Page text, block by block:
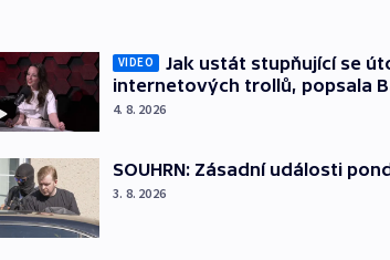
VIDEO
Jak ustát stupňující se
internetových trollů, popsala
4. 8. 2026
SOUHRN: Zásadní události
3. 8. 2026